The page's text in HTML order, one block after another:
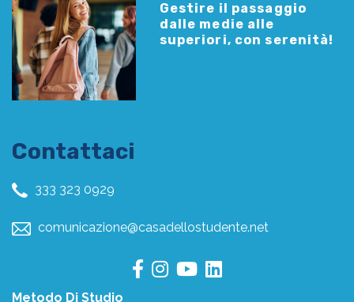
Gestire il passaggio
dalle medie alle
superiori, con serenità!
Contattaci
333 323 0929
comunicazione@casadellostudente.net
Metodo Di Studio